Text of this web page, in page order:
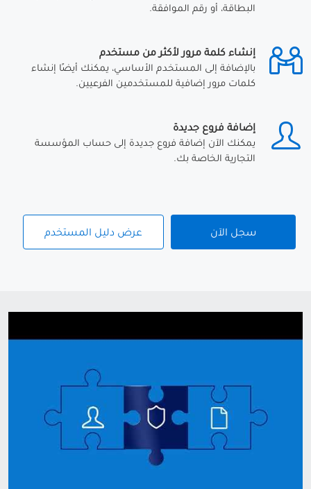
البطاقة، أو رقم الموافقة.
إنشاء كلمة مرور لأكثر من مستخدم
بالإضافة إلى المستخدم الأساسي، يمكنك أيضًا إنشاء
كلمات مرور إضافية للمستخدمين الفرعيين.
إضافة فروع جديدة
يمكنك الآن إضافة فروع جديدة إلى حساب المؤسسة
التجارية الخاصة بك.
سجل الآن عرض دليل المستخدم